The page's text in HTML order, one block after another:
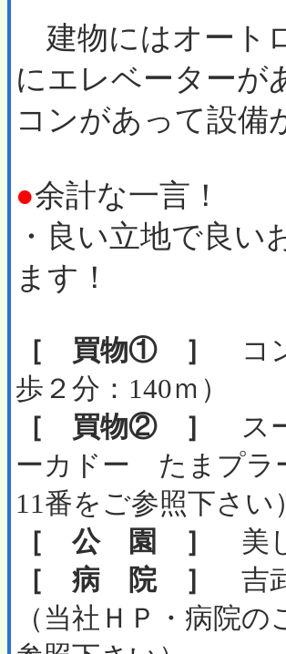
建物にはオート
にエレベーターが
コンがあって設備
●余計な一言！
・良い立地で良
ます！
［ 買物① ］
コ
歩２分：140ｍ）
［ 買物② ］
ス
ーカドー たまプラ
11番をご参照下さい）
［ 公 園 ］
美
［ 病 院 ］
吉
（当社ＨＰ・病院